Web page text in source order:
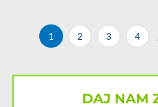
1 2 3 4
DAJ NAM